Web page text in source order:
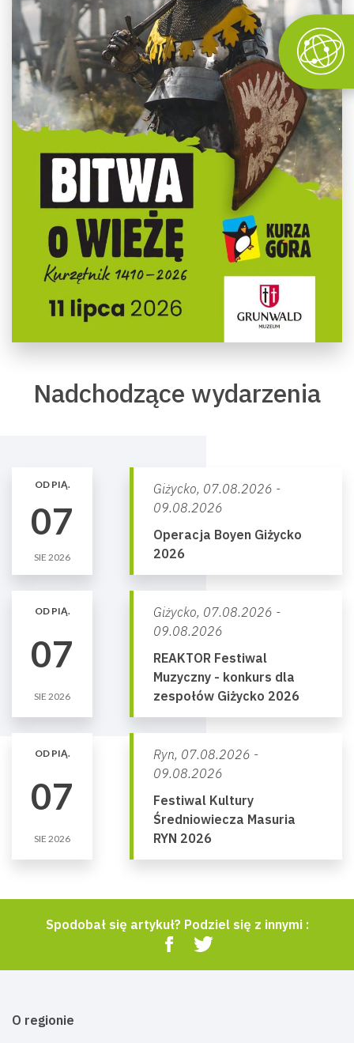
Nadchodzące wydarzenia
OD PIĄ.
07
SIE 2026
Giżycko, 07.08.2026 -
09.08.2026
Operacja Boyen Giżycko
2026
OD PIĄ.
07
SIE 2026
Giżycko, 07.08.2026 -
09.08.2026
REAKTOR Festiwal
Muzyczny - konkurs dla
zespołów Giżycko 2026
OD PIĄ.
07
SIE 2026
Ryn, 07.08.2026 -
09.08.2026
Festiwal Kultury
Średniowiecza Masuria
RYN 2026
Spodobał się artykuł? Podziel się z innymi :
O regionie